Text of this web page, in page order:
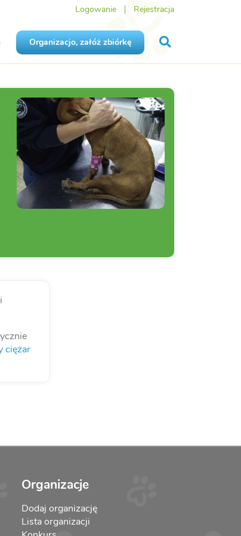
Logowanie Rejestracja
Organizacjo, załóż zbiórkę
ciężar
Organizacje
Dodaj organizację
Lista organizacji